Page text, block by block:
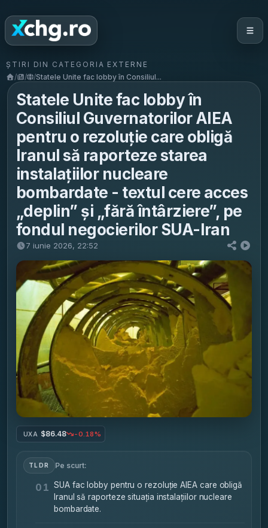
ȘTIRI DIN CATEGORIA EXTERNE
/
/ /Statele Unite fac lobby în Consiliul...
Statele Unite fac lobby în
Consiliul Guvernatorilor AIEA
pentru o rezoluție care obligă
Iranul să raporteze starea
instalațiilor nucleare
bombardate - textul cere acces
„deplin” și „fără întârziere”, pe
fondul negocierilor SUA-Iran
7 iunie 2026, 22:52
UXA $86.48 -0.18%
TLDR Pe scurt:
01 SUA fac lobby pentru o rezoluție AIEA care obligă
Iranul să raporteze situația instalațiilor nucleare
bombardate.